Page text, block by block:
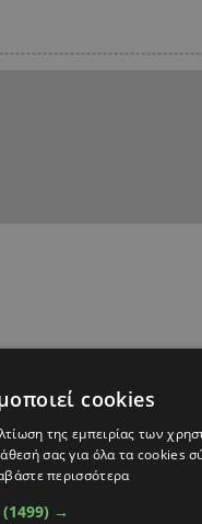
cookies
της εμπειρίας των
σας για όλα τα cookies
περισσότερα
(1499) →